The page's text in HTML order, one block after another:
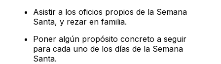
Asistir a los oficios propios de la Semana
Santa, y rezar en familia.
Poner algún propósito concreto a seguir
para cada uno de los días de la Semana
Santa.